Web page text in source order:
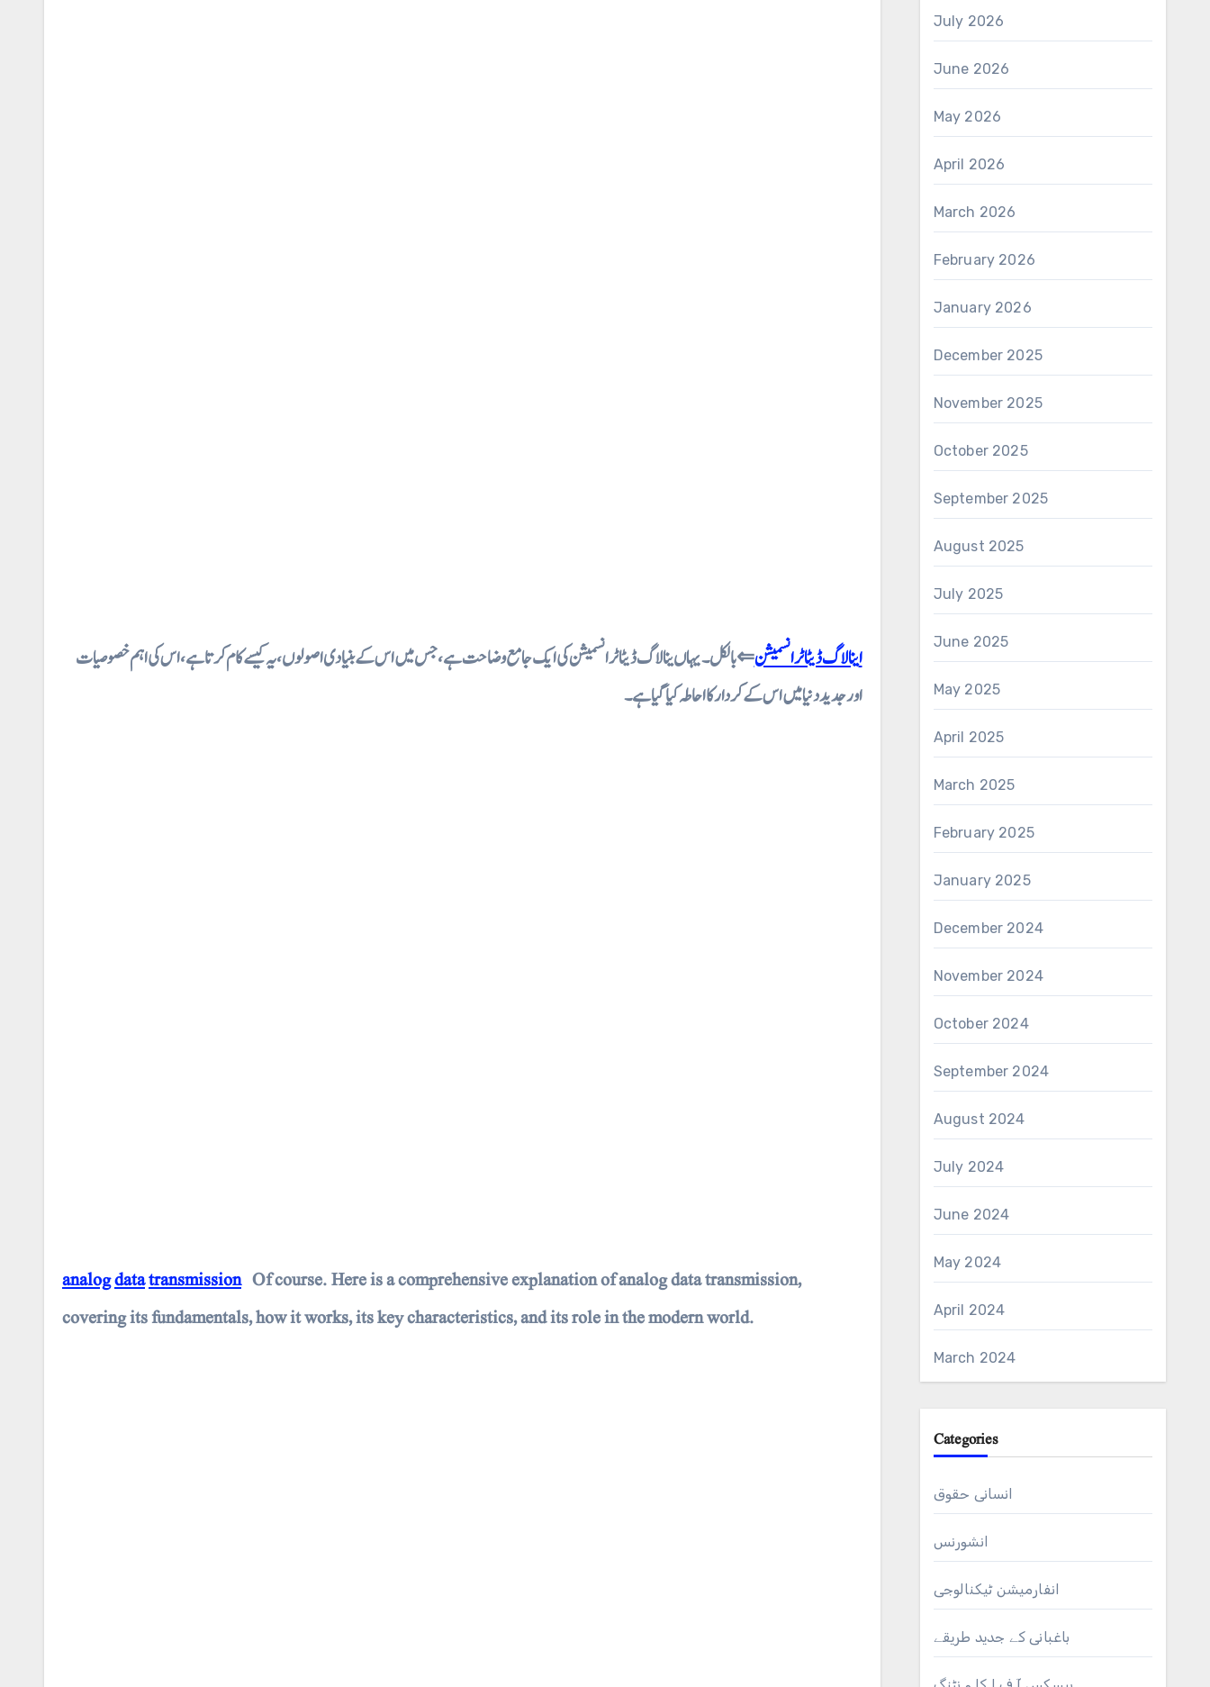
اینالاگ ڈیٹا ٹرانسمیشن⇐ بالکل۔ یہاں ینالاگ ڈیٹا ٹرانسمیشن کی ایک جامع وضاحت ہے، جس میں اس کے بنیادی اصولوں، یہ کیسے کام کرتا ہے، اس کی اہم خصوصیات
اور جدید دنیا میں اس کے کردار کا احاطہ کیا گیا ہے۔
analogdatatransmissionOf course. Here is a comprehensive explanation of analog data transmission,
covering its fundamentals, how it works, its key characteristics, and its role in the modern world.
July 2026
June 2026
May 2026
April 2026
March 2026
February 2026
January 2026
December 2025
November 2025
October 2025
September 2025
August 2025
July 2025
June 2025
May 2025
April 2025
March 2025
February 2025
January 2025
December 2024
November 2024
October 2024
September 2024
August 2024
July 2024
June 2024
May 2024
April 2024
March 2024
Categories
انسانی حقوق
انشورنس
انفارمیشن ٹیکنالوجی
باغبانی کے جدید طریقے